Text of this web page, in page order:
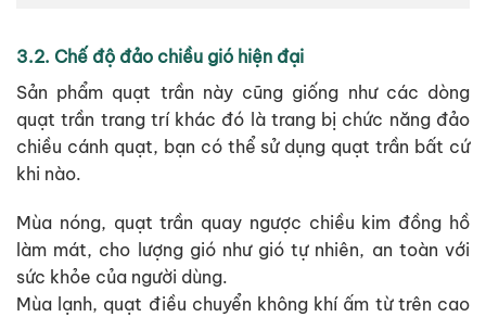
3.2. Chế độ đảo chiều gió hiện đại
Sản phẩm quạt trần này cũng giống như các dòng
quạt trần trang trí khác đó là trang bị chức năng đảo
chiều cánh quạt, bạn có thể sử dụng quạt trần bất cứ
khi nào.
Mùa nóng, quạt trần quay ngược chiều kim đồng hồ
làm mát, cho lượng gió như gió tự nhiên, an toàn với
sức khỏe của người dùng.
Mùa lạnh, quạt điều chuyển không khí ấm từ trên cao